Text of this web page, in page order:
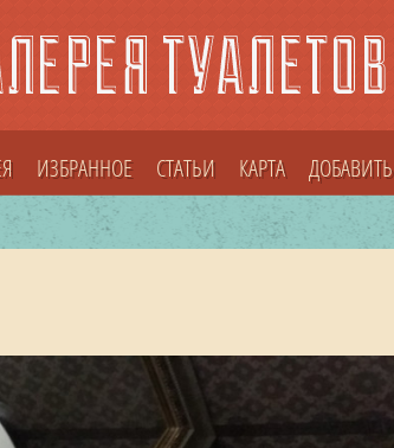
ИЗБРАННОЕ СТАТЬИ КАРТА ДОБАВИТЬ